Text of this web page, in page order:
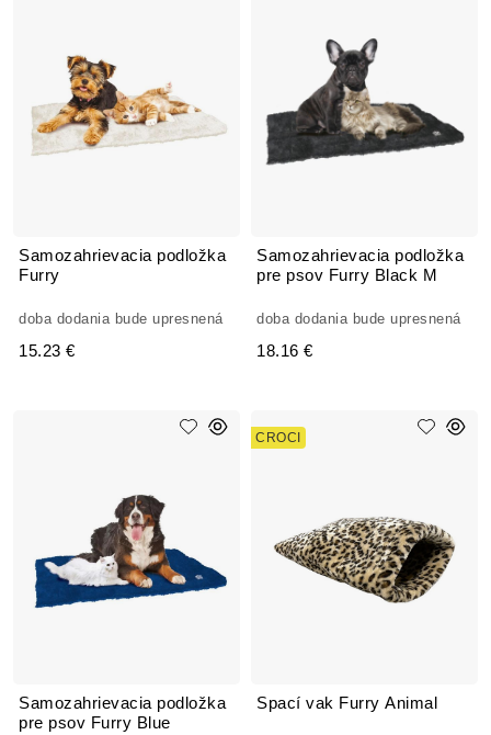
Samozahrievacia podložka
Furry
doba dodania bude upresnená
15.23 €
Samozahrievacia podložka
pre psov Furry Black M
doba dodania bude upresnená
18.16 €
Samozahrievacia podložka
pre psov Furry Blue
Spací vak Furry Animal
CROCI